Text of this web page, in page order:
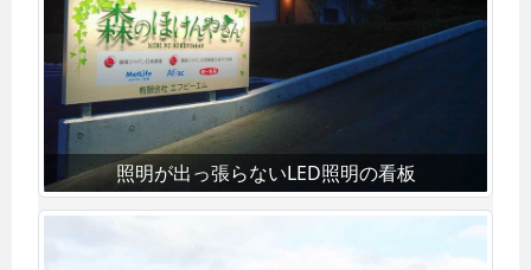
照明が出っ張らないLED照明の看板